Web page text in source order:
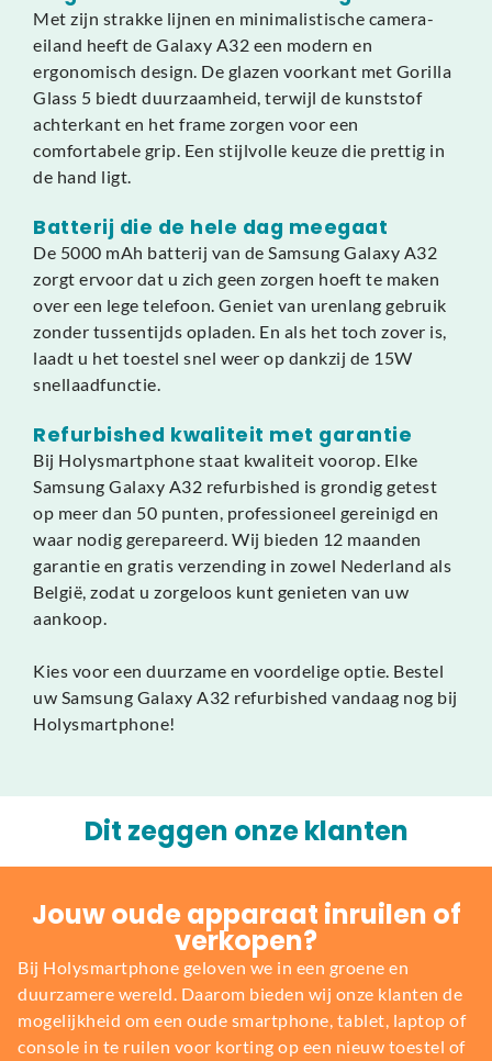
Met zijn strakke lijnen en minimalistische camera-
eiland heeft de Galaxy A32 een modern en
ergonomisch design. De glazen voorkant met Gorilla
Glass 5 biedt duurzaamheid, terwijl de kunststof
achterkant en het frame zorgen voor een
comfortabele grip. Een stijlvolle keuze die prettig in
de hand ligt.
Batterij die de hele dag meegaat
De 5000 mAh batterij van de Samsung Galaxy A32
zorgt ervoor dat u zich geen zorgen hoeft te maken
over een lege telefoon. Geniet van urenlang gebruik
zonder tussentijds opladen. En als het toch zover is,
laadt u het toestel snel weer op dankzij de 15W
snellaadfunctie.
Refurbished kwaliteit met garantie
Bij Holysmartphone staat kwaliteit voorop. Elke
Samsung Galaxy A32 refurbished is grondig getest
op meer dan 50 punten, professioneel gereinigd en
waar nodig gerepareerd. Wij bieden 12 maanden
garantie en gratis verzending in zowel Nederland als
België, zodat u zorgeloos kunt genieten van uw
aankoop.
Kies voor een duurzame en voordelige optie. Bestel
uw Samsung Galaxy A32 refurbished vandaag nog bij
Holysmartphone!
Dit zeggen onze klanten
Jouw oude apparaat inruilen of
verkopen?
Bij Holysmartphone geloven we in een groene en
duurzamere wereld. Daarom bieden wij onze klanten de
mogelijkheid om een oude smartphone, tablet, laptop of
console in te ruilen voor korting op een nieuw toestel of